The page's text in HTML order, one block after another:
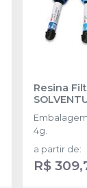
Resina
4g.
a partir de:
R$